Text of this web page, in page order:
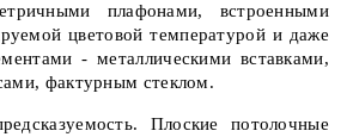
плафонами, встроенными
цветовой температурой и даже
- металлическими вставками,
фактурным стеклом.
Плоские потолочные